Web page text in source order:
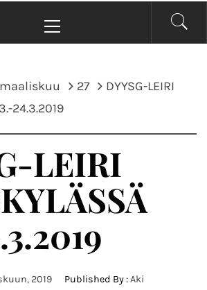
Menu
maaliskuu 27
DYYSG-LEIRI
24.3.2019
LEIRI
2019 Published By :Aki